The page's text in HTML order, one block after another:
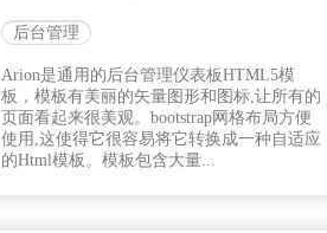
后台管理
Arion是通用的后台管理仪表板HTML5模
板，模板有美丽的矢量图形和图标,让所有的
页面看起来很美观。bootstrap网格布局方便
使用,这使得它很容易将它转换成一种自适应
的Html模板。模板包含大量...